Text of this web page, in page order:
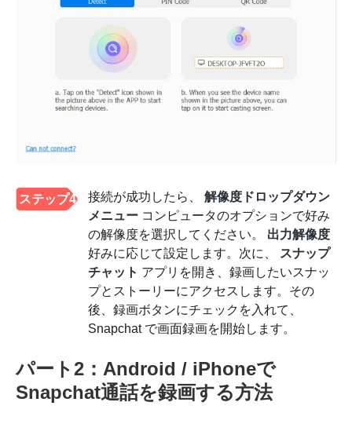
ステップ4 接続が成功したら、 解像度ドロップダウン
メニュー コンピュータのオプションで好み
の解像度を選択してください。 出力解像度
好みに応じて設定します。次に、
スナップ
チャット アプリを開き、録画したいスナッ
プとストーリーにアクセスします。その
後、録画ボタンにチェックを入れて、
Snapchat で画面録画を開始します。
パート2：Android / iPhoneで
Snapchat通話を録画する方法